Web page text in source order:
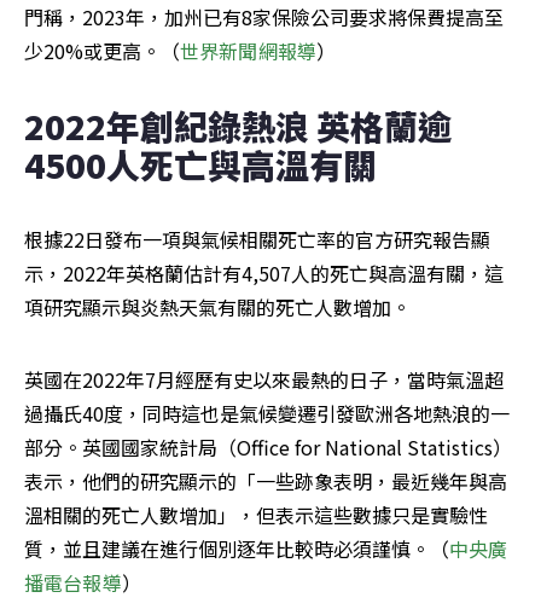
門稱，2023年，加州已有8家保險公司要求將保費提高至
少20%或更高。（世界新聞網報導）
2022年創紀錄熱浪 英格蘭逾
4500人死亡與高溫有關
根據22日發布一項與氣候相關死亡率的官方研究報告顯
示，2022年英格蘭估計有4,507人的死亡與高溫有關，這
項研究顯示與炎熱天氣有關的死亡人數增加。
英國在2022年7月經歷有史以來最熱的日子，當時氣溫超
過攝氏40度，同時這也是氣候變遷引發歐洲各地熱浪的一
部分。英國國家統計局（Office for National Statistics）
表示，他們的研究顯示的「一些跡象表明，最近幾年與高
溫相關的死亡人數增加」，但表示這些數據只是實驗性
質，並且建議在進行個別逐年比較時必須謹慎。（中央廣
播電台報導）